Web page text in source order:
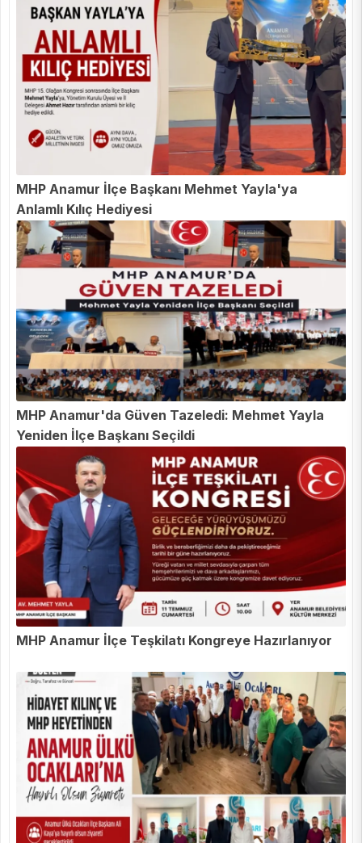
MHP Anamur İlçe Başkanı Mehmet Yayla'ya
Anlamlı Kılıç Hediyesi
MHP Anamur'da Güven Tazeledi: Mehmet Yayla
Yeniden İlçe Başkanı Seçildi
MHP Anamur İlçe Teşkilatı Kongreye Hazırlanıyor